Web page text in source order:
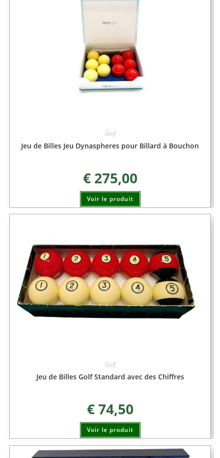
Golf
Jeu de Billes Jeu Dynaspheres pour Billard à Bouchon
€275,00
Voir le produit
Golf
Jeu de Billes Golf Standard avec des Chiffres
€74,50
Voir le produit